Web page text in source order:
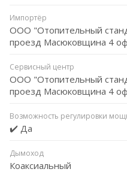
Импортёр
ООО "Отопительный
проезд Масюковщина 4
Сервисный центр
ООО "Отопительный
проезд Масюковщина 4
Возможность регулировки
✔️ Да
Дымоход
Коаксиальный